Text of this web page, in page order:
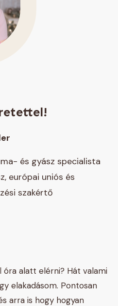
és gyász specialista
európai uniós és
szakértő
alatt elérni? Hát valami
elakadásom. Pontosan
arra is hogy hogyan